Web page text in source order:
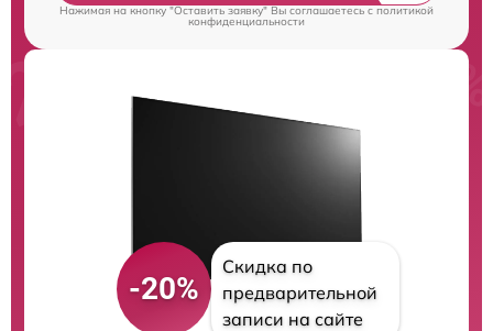
Нажимая на кнопку "Оставить заявку" Вы соглашаетесь cполитикой
конфиденциальности
-20%
Скидка по
предварительной
записи на сайте